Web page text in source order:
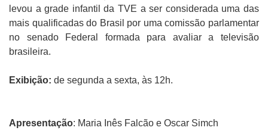
levou a grade infantil da TVE a ser considerada uma das
mais qualificadas do Brasil por uma comissão parlamentar
no senado Federal formada para avaliar a televisão
brasileira.
Exibição: de segunda a sexta, às 12h.
Apresentação: Maria Inês Falcão e Oscar Simch